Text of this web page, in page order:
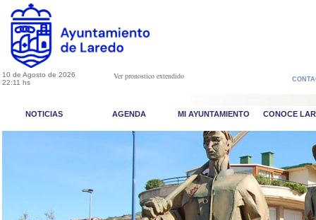
10 de Agosto de 2026
22:11 hs
Ver pronostico extendido
NOTICIAS AGENDA MI AYUNTAMIENTO CONOCE